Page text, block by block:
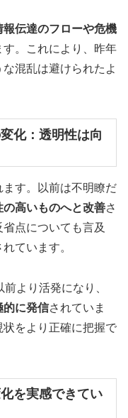
報伝達のフローや危機
す。これにより、昨年
混乱は避けられたよ
化：透明性は向
す。以前は不明瞭だ
の高いものへと改善さ
点についても言及
ています。
より活発になり、
的に発信されていま
をより正確に把握で
を実感できてい